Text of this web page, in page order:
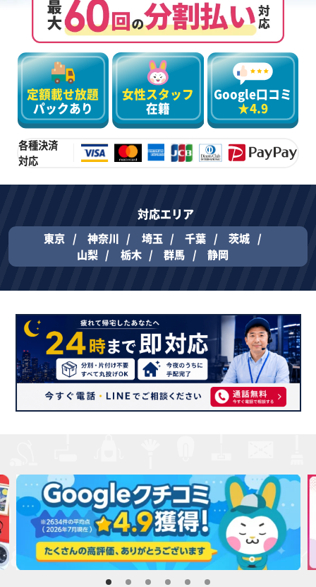
定額載せ放題
パックあり
女性スタッフ
在籍
Google口コミ
★4.9
各種決済
対応
対応エリア
東京 神奈川 埼玉 千葉
茨城
山梨
栃木 群馬 静岡